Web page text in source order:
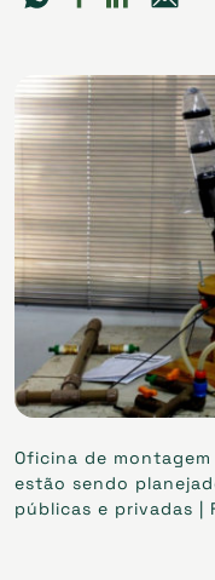
Oficina de
estão sendo
públicas e privadas |